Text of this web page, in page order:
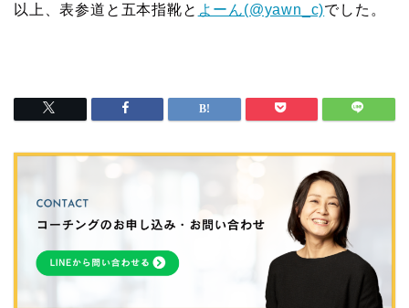
以上、表参道と五本指靴と よーん(@yawn_c)でした。